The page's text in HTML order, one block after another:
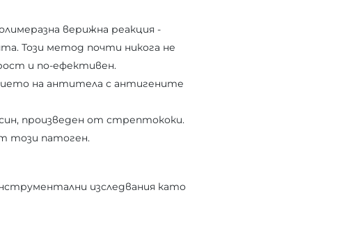
верижна реакция -
Този метод почти никога не
и по-ефективен.
на антитела с антигените
произведен от стрептококи.
този патоген.
изследвания като